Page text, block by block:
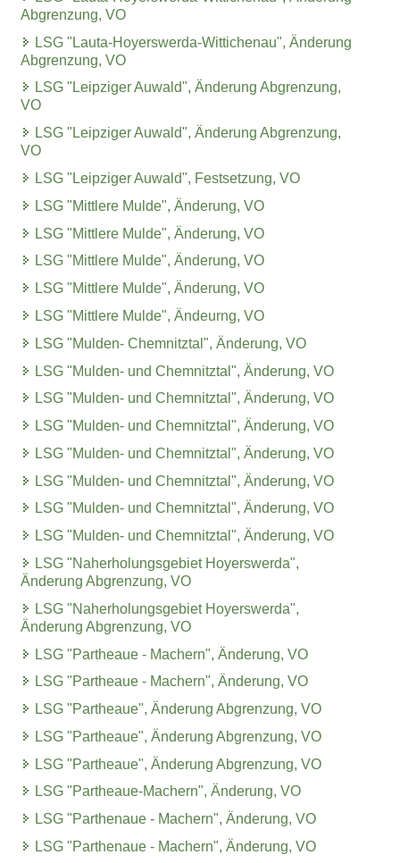
Abgrenzung, VO
LSG "Lauta-Hoyerswerda-Wittichenau", Änderung
Abgrenzung, VO
LSG "Leipziger Auwald", Änderung Abgrenzung,
VO
LSG "Leipziger Auwald", Änderung Abgrenzung,
VO
LSG "Leipziger Auwald", Festsetzung, VO
LSG "Mittlere Mulde", Änderung, VO
LSG "Mittlere Mulde", Änderung, VO
LSG "Mittlere Mulde", Änderung, VO
LSG "Mittlere Mulde", Änderung, VO
LSG "Mittlere Mulde", Ändeurng, VO
LSG "Mulden- Chemnitztal", Änderung, VO
LSG "Mulden- und Chemnitztal", Änderung, VO
LSG "Mulden- und Chemnitztal", Änderung, VO
LSG "Mulden- und Chemnitztal", Änderung, VO
LSG "Mulden- und Chemnitztal", Änderung, VO
LSG "Mulden- und Chemnitztal", Änderung, VO
LSG "Mulden- und Chemnitztal", Änderung, VO
LSG "Mulden- und Chemnitztal", Änderung, VO
LSG "Naherholungsgebiet Hoyerswerda",
Änderung Abgrenzung, VO
LSG "Naherholungsgebiet Hoyerswerda",
Änderung Abgrenzung, VO
LSG "Partheaue - Machern", Änderung, VO
LSG "Partheaue - Machern", Änderung, VO
LSG "Partheaue", Änderung Abgrenzung, VO
LSG "Partheaue", Änderung Abgrenzung, VO
LSG "Partheaue", Änderung Abgrenzung, VO
LSG "Partheaue-Machern", Änderung, VO
LSG "Parthenaue - Machern", Änderung, VO
LSG "Parthenaue - Machern", Änderung, VO